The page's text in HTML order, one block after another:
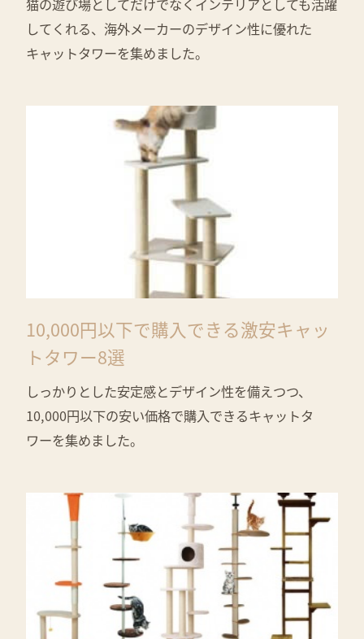
してくれる、海外メーカーのデザイン性に優れた
キャットタワーを集めました。
10,000円以下で購入できる激安キャッ
トタワー8選
しっかりとした安定感とデザイン性を備えつつ、
10,000円以下の安い価格で購入できるキャットタ
ワーを集めました。